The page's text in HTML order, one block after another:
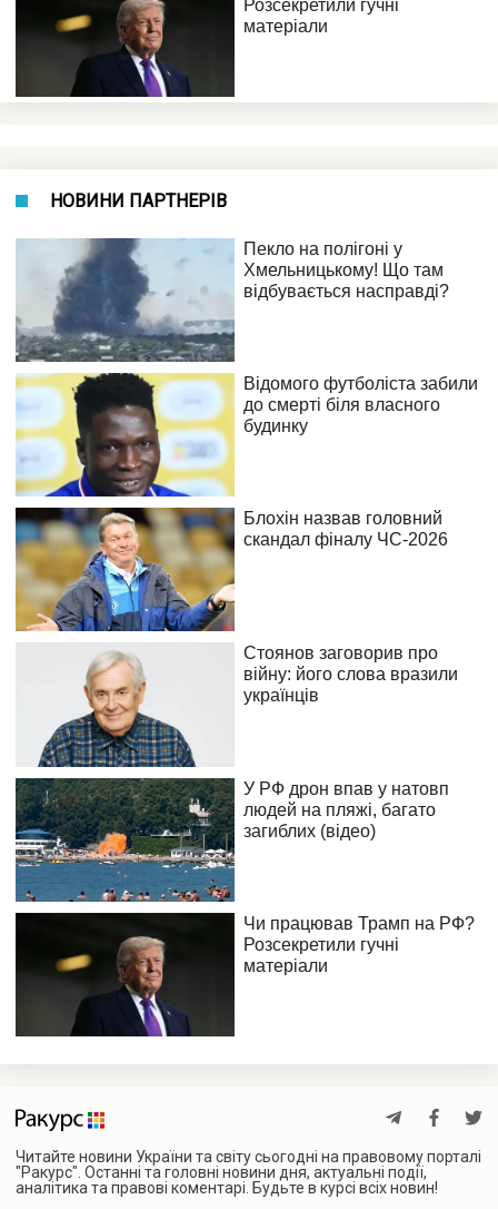
НОВИНИ ПАРТНЕРІВ
Читайте новини України та світу сьогодні на правовому порталі
"Ракурс". Останні та головні новини дня, актуальні події,
аналітика та правові коментарі. Будьте в курсі всіх новин!